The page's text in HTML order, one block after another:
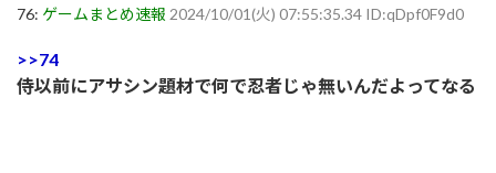
76: ゲームまとめ速報 2024/10/01(火) 07:55:35.34 ID:qDpf0F9d0
>>74
侍以前にアサシン題材で何で忍者じゃ無いんだよってなる